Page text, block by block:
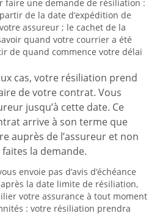
faire une demande de résiliation :
de la date d’expédition de
votre assureur ; le cachet de la
quand votre courrier a été
de quand commence votre délai
cas, votre résiliation prend
de votre contrat. Vous
jusqu’à cette date. Ce
arrive à son terme que
auprès de l’assureur et non
la demande.
envoie pas d’avis d’échéance
après la date limite de résiliation,
votre assurance à tout moment
: votre résiliation prendra